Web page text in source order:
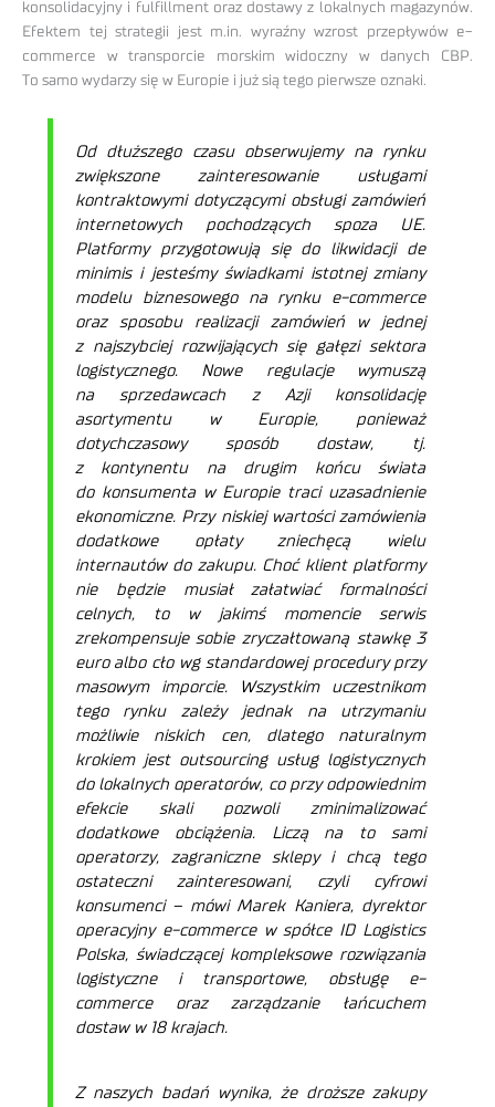
konsolidacyjny i fulfillment oraz dostawy z lokalnych magazynów.
Efektem tej strategii jest m.in. wyraźny wzrost przepływów e-
commerce w transporcie morskim widoczny w danych CBP.
To samo wydarzy się w Europie i już sią tego pierwsze oznaki.
Od dłuższego czasu obserwujemy na rynku
zwiększone zainteresowanie usługami
kontraktowymi dotyczącymi obsługi zamówień
internetowych pochodzących spoza UE.
Platformy przygotowują się do likwidacji de
minimis i jesteśmy świadkami istotnej zmiany
modelu biznesowego na rynku e-commerce
oraz sposobu realizacji zamówień w jednej
z najszybciej rozwijających się gałęzi sektora
logistycznego. Nowe regulacje wymuszą
na sprzedawcach z Azji konsolidację
asortymentu w Europie, ponieważ
dotychczasowy sposób dostaw, tj.
z kontynentu na drugim końcu świata
do konsumenta w Europie traci uzasadnienie
ekonomiczne. Przy niskiej wartości zamówienia
dodatkowe opłaty zniechęcą wielu
internautów do zakupu. Choć klient platformy
nie będzie musiał załatwiać formalności
celnych, to w jakimś momencie serwis
zrekompensuje sobie zryczałtowaną stawkę 3
euro albo cło wg standardowej procedury przy
masowym imporcie. Wszystkim uczestnikom
tego rynku zależy jednak na utrzymaniu
możliwie niskich cen, dlatego naturalnym
krokiem jest outsourcing usług logistycznych
do lokalnych operatorów, co przy odpowiednim
efekcie skali pozwoli zminimalizować
dodatkowe obciążenia. Liczą na to sami
operatorzy, zagraniczne sklepy i chcą tego
ostateczni zainteresowani, czyli cyfrowi
konsumenci – mówi Marek Kaniera, dyrektor
operacyjny e-commerce w spółce ID Logistics
Polska, świadczącej kompleksowe rozwiązania
logistyczne i transportowe, obsługę e-
commerce oraz zarządzanie łańcuchem
dostaw w 18 krajach.
Z naszych badań wynika, że droższe zakupy